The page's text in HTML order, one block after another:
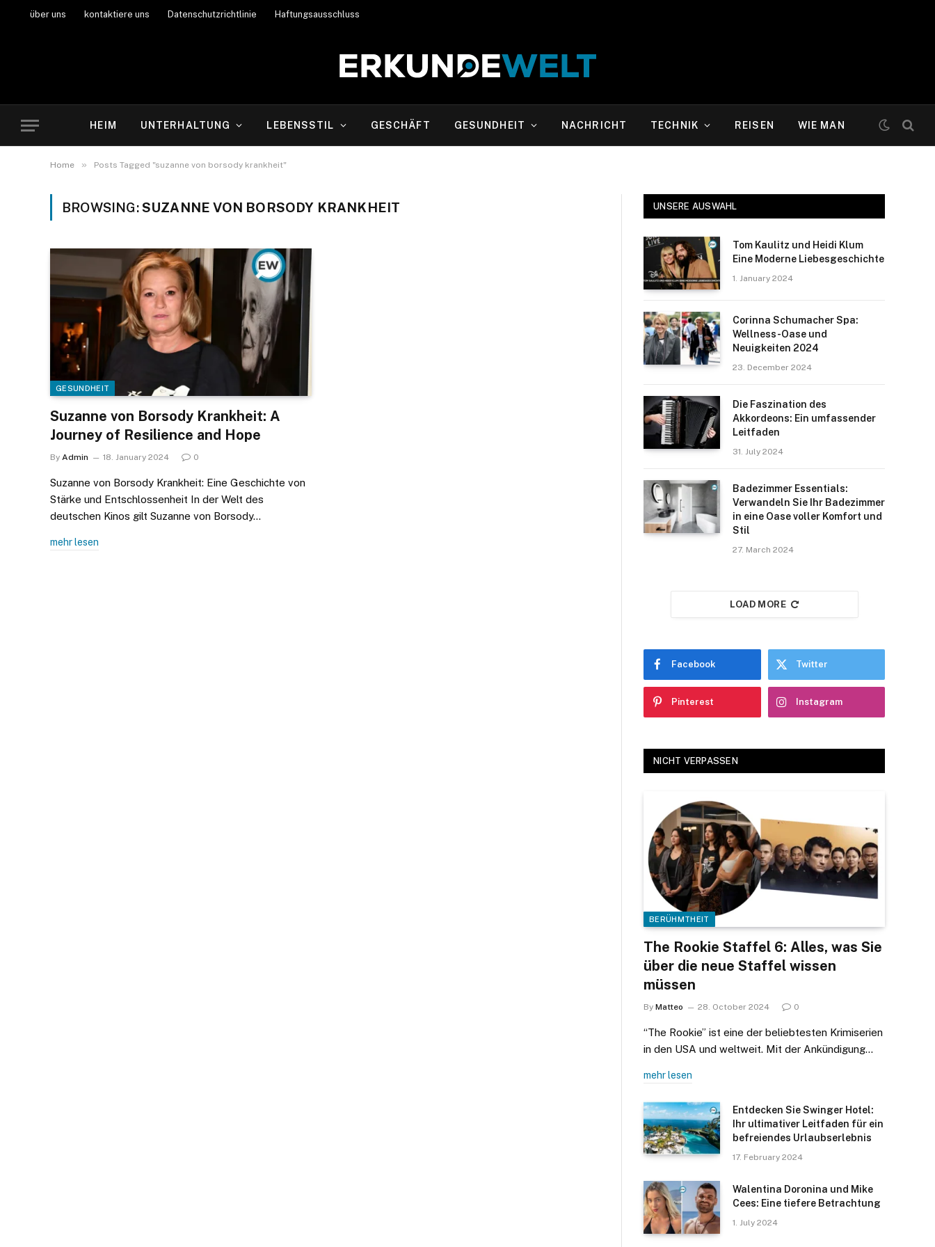
über uns kontaktiere uns Datenschutzrichtlinie Haftungsausschluss
HEIM UNTERHALTUNG LEBENSSTIL GESCHÄFT GESUNDHEIT NACHRICHT TECHNIK REISEN WIE MAN
Home » Posts Tagged "suzanne von borsody krankheit"
BROWSING:SUZANNE VON BORSODY KRANKHEIT
GESUNDHEIT
Suzanne von Borsody Krankheit: A
Journey of Resilience and Hope
By Admin 18. January 2024 0
Suzanne von Borsody Krankheit: Eine Geschichte von
Stärke und Entschlossenheit In der Welt des
deutschen Kinos gilt Suzanne von Borsody…
mehr lesen
UNSERE AUSWAHL
Tom Kaulitz und Heidi Klum
Eine Moderne Liebesgeschichte
1. January 2024
Corinna Schumacher Spa:
Wellness-Oase und
Neuigkeiten 2024
23. December 2024
Die Faszination des
Akkordeons: Ein umfassender
Leitfaden
31. July 2024
Badezimmer Essentials:
Verwandeln Sie Ihr Badezimmer
in eine Oase voller Komfort und
Stil
27. March 2024
LOAD MORE
Facebook Twitter
Pinterest Instagram
NICHT VERPASSEN
BERÜHMTHEIT
The Rookie Staffel 6: Alles, was Sie
über die neue Staffel wissen
müssen
By Matteo 28. October 2024 0
“The Rookie” ist eine der beliebtesten Krimiserien
in den USA und weltweit. Mit der Ankündigung…
mehr lesen
Entdecken Sie Swinger Hotel:
Ihr ultimativer Leitfaden für ein
befreiendes Urlaubserlebnis
17. February 2024
Walentina Doronina und Mike
Cees: Eine tiefere Betrachtung
1. July 2024